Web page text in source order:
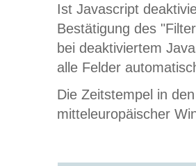
Ist Javascript
Bestätigung des
bei deaktiviertem
alle Felder
Die Zeitstempel in
mitteleuropäischer